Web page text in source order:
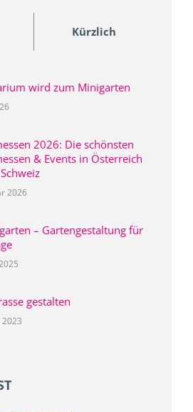
Kürzlich
wird zum Minigarten
2026: Die schönsten
& Events in Österreich
2026
– Gartengestaltung für
gestalten